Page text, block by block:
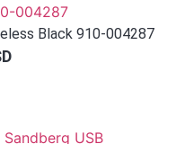
Black 910-004287